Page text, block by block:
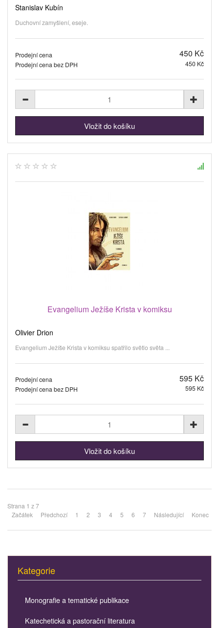
Stanislav Kubín
Duchovní zamyšlení, eseje.
Prodejní cena 450 Kč
Prodejní cena bez DPH 450 Kč
Evangelium Ježíše Krista v komiksu
Olivier Drion
Evangelium Ježíše Krista v komiksu spatřilo světlo světa ...
Prodejní cena 595 Kč
Prodejní cena bez DPH 595 Kč
Strana 1 z 7
Začátek
Předchozí 1 2 3 4 5 6 7 Následující Konec
Kategorie
Monografie a tematické publikace
Katechetická a pastorační literatura